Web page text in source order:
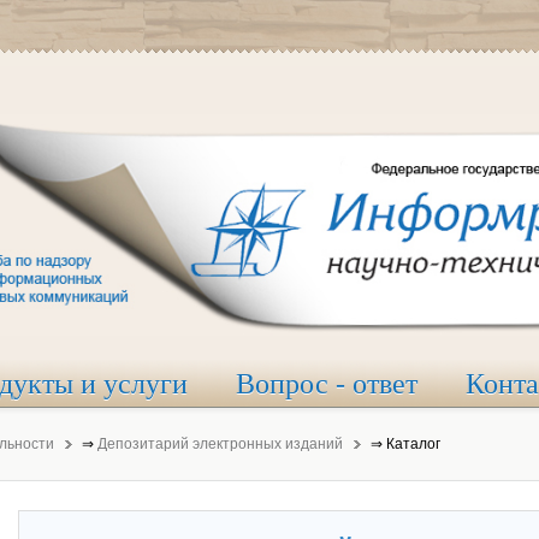
и услуги Вопрос - ответ
⇒ Депозитарий электронных изданий ⇒ Каталог